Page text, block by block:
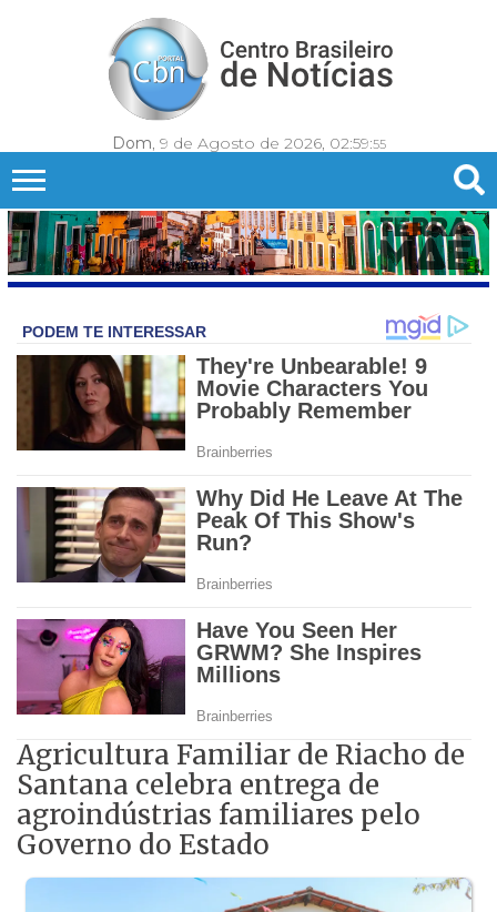
Dom, 9 de Agosto de 2026, 02:59:57
Agricultura Familiar de Riacho de
Santana celebra entrega de
agroindústrias familiares pelo
Governo do Estado